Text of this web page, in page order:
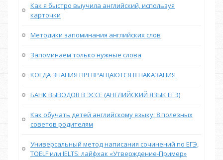
Как я быстро выучила английский, используя
карточки
Методики запоминания английских слов
Запоминаем только нужные слова
КОГДА ЗНАНИЯ ПРЕВРАЩАЮТСЯ В НАКАЗАНИЯ
БАНК ВЫВОДОВ В ЭССЕ (АНГЛИЙСКИЙ ЯЗЫК ЕГЭ)
Как обучать детей английскому языку: 8 полезных
советов родителям
Универсальный метод написания сочинений по ЕГЭ,
TOELF или IELTS: лайфхак «Утверждение-Пример»